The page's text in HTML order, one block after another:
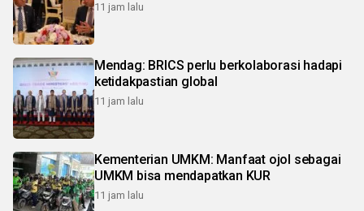
11 jam lalu
Mendag: BRICS perlu berkolaborasi hadapi
ketidakpastian global
11 jam lalu
Kementerian UMKM: Manfaat ojol sebagai
UMKM bisa mendapatkan KUR
11 jam lalu